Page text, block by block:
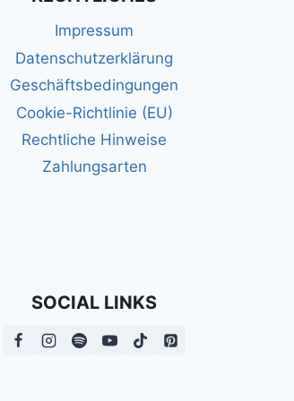
Impressum
Datenschutzerklärung
Geschäftsbedingungen
Cookie-Richtlinie (EU)
Rechtliche Hinweise
Zahlungsarten
SOCIAL LINKS